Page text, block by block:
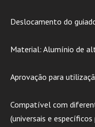
Deslocamento do
Material: Alumínio de
Aprovação para
Compatível com
(universais e